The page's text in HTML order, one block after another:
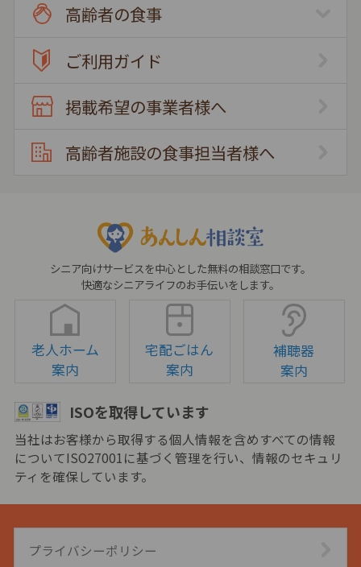
高齢者の食事
ご利用ガイド
掲載希望の事業者様へ
高齢者施設の食事担当者様へ
シニア向けサービスを中心とした無料の相談窓口です。
快適なシニアライフのお手伝いをします。
老人ホーム
案内
宅配ごはん
案内
補聴器
案内
ISOを取得しています
当社はお客様から取得する個人情報を含めすべての情報
についてISO27001に基づく管理を行い、情報のセキュリ
ティを確保しています。
プライバシーポリシー